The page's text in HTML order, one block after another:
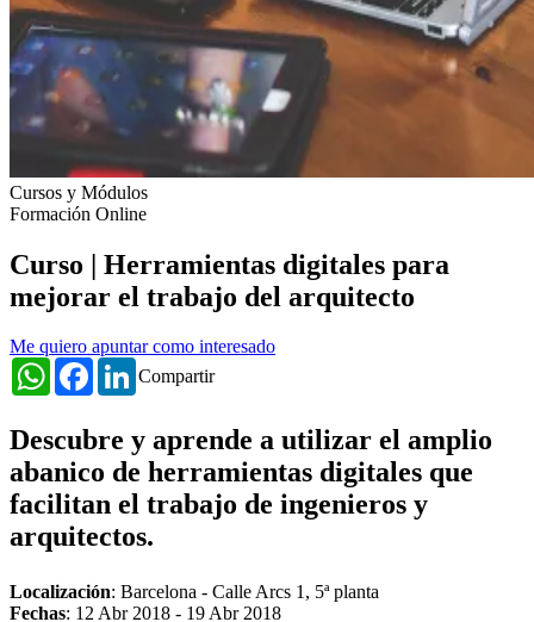
Cursos y Módulos
Formación Online
Curso | Herramientas digitales para
mejorar el trabajo del arquitecto
Me quiero apuntar como interesado
Compartir
WhatsAppFacebookLinkedIn
Descubre y aprende a utilizar el amplio
abanico de herramientas digitales que
facilitan el trabajo de ingenieros y
arquitectos.
Localización: Barcelona - Calle Arcs 1, 5ª planta
Fechas: 12 Abr 2018 - 19 Abr 2018